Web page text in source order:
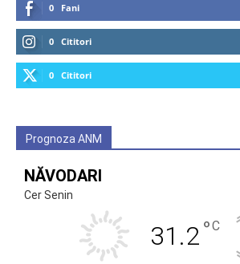
0 Fani
0 Cititori
0 Cititori
Prognoza ANM
NĂVODARI
Cer Senin
31.2°C